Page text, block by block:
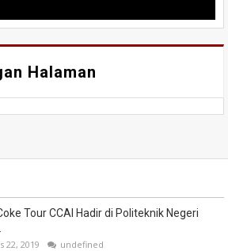
Halaman
Tour CCAI Hadir di Politeknik Negeri
22, 2019 undefined